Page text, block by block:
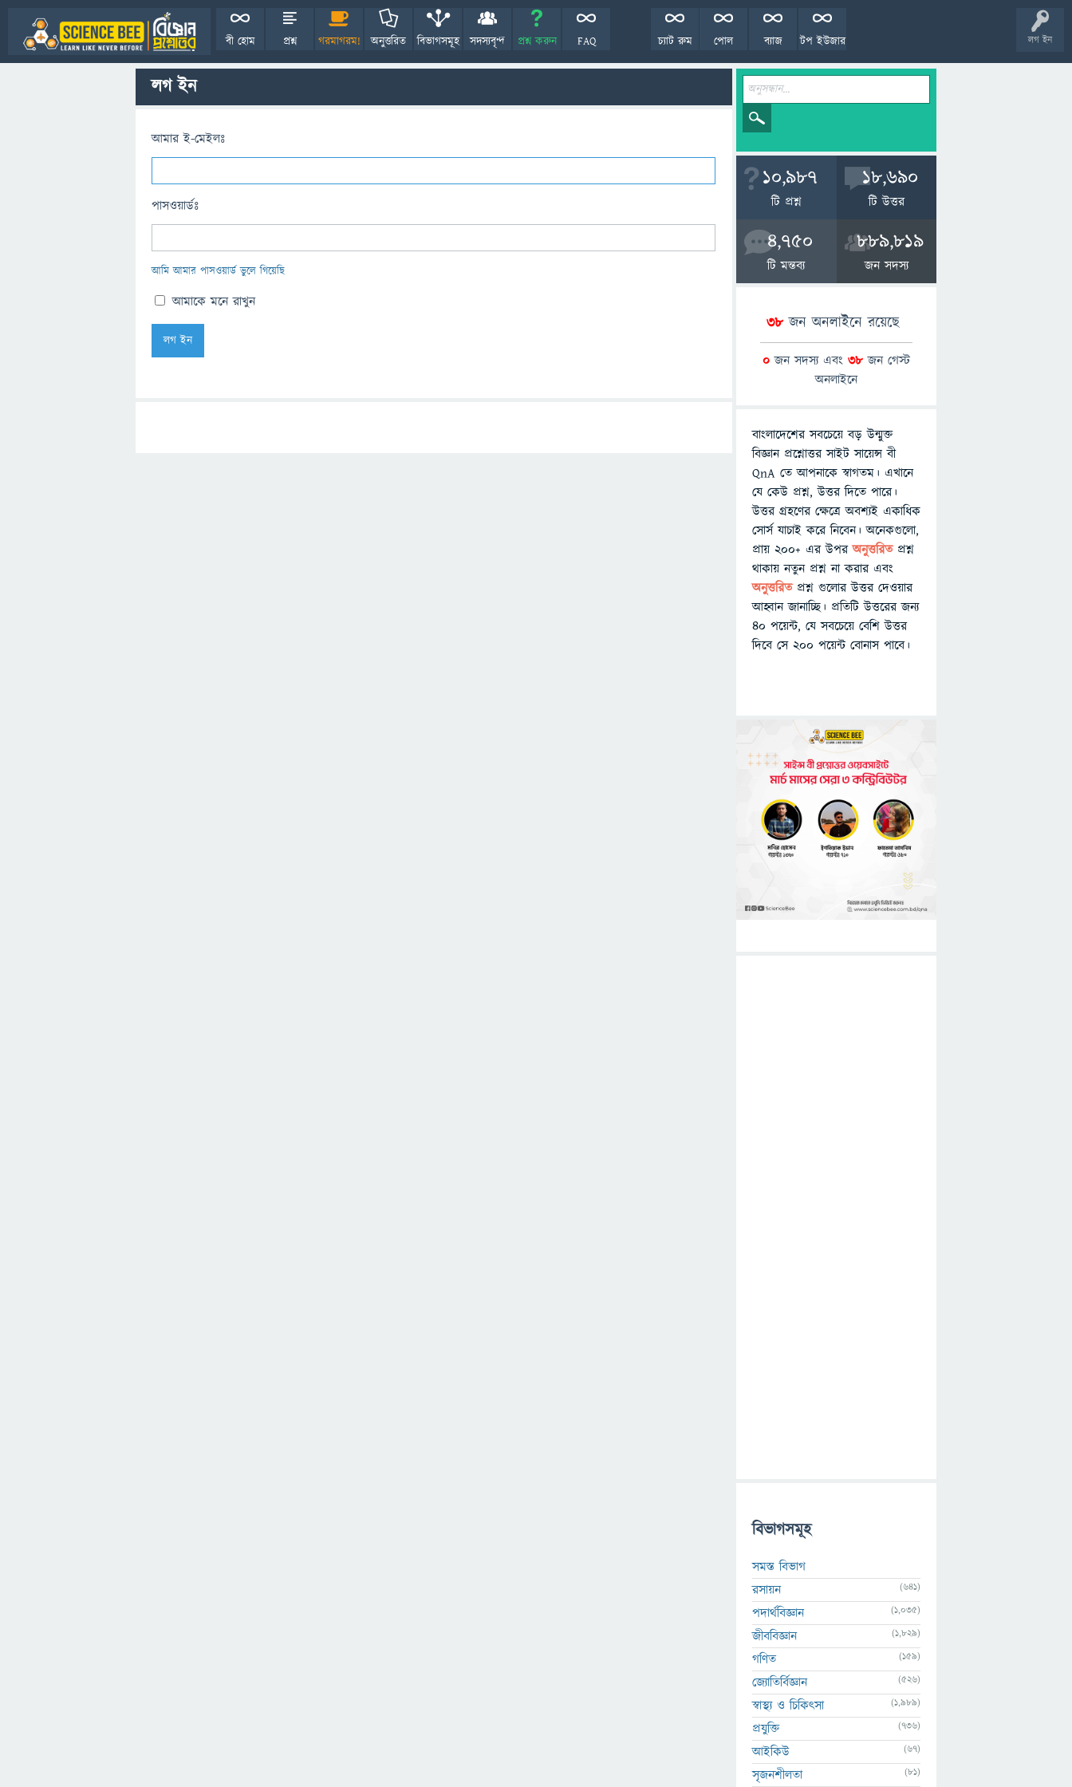
লগ ইন
বী হোম প্রশ্ন গরমাগরম! অনুত্তরিত বিভাগসমূহ সদস্যবৃন্দ প্রশ্ন করুন FAQ টপ ইউজার
ব্যাজ
পোল
চ্যাট রুম
লগ ইন
আমার ই-মেইলঃ
পাসওয়ার্ডঃ
আমি আমার পাসওয়ার্ড ভুলে গিয়েছি
আমাকে মনে রাখুন
10,987
টি প্রশ্ন
18,690
টি উত্তর
4,750
টি মন্তব্য
889,819
জন সদস্য
38জন অনলাইনে রয়েছে
0 জন সদস্য এবং 38 জন গেস্ট
অনলাইনে
বাংলাদেশের সবচেয়ে বড় উন্মুক্ত
বিজ্ঞান প্রশ্নোত্তর সাইট সায়েন্স বী
QnA তে আপনাকে স্বাগতম। এখানে
যে কেউ প্রশ্ন, উত্তর দিতে পারে।
উত্তর গ্রহণের ক্ষেত্রে অবশ্যই একাধিক
সোর্স যাচাই করে নিবেন। অনেকগুলো,
প্রায় ২০০+ এর উপরঅনুত্তরিতপ্রশ্ন
থাকায় নতুন প্রশ্ন না করার এবং
অনুত্তরিত প্রশ্ন গুলোর উত্তর দেওয়ার
আহ্বান জানাচ্ছি। প্রতিটি উত্তরের জন্য
৪০ পয়েন্ট, যে সবচেয়ে বেশি উত্তর
দিবে সে ২০০ পয়েন্ট বোনাস পাবে।
বিভাগসমূহ
সমস্ত বিভাগ
রসায়ন
(641)
পদার্থবিজ্ঞান (1,035)
জীববিজ্ঞান (1,829)
গণিত (159)
জ্যোতির্বিজ্ঞান (526)
স্বাস্থ্য ও চিকিৎসা (1,989)
প্রযুক্তি (736)
আইকিউ (67)
সৃজনশীলতা (81)